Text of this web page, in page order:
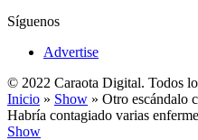
Síguenos
Advertise
© 2022 Caraota Digital. Todos
Inicio » Show » Otro escándalo
Habría contagiado varias
Show